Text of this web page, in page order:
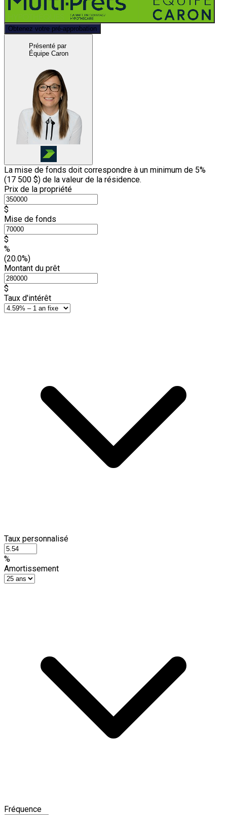
Obtenez votre pré-approbation
Présenté par
Équipe Caron
La mise de fonds doit correspondre à un minimum de 5%
(17 500 $) de la valeur de la résidence.
Prix de la propriété
$
Mise de fonds
$
%
(20.0%)
Montant du prêt
$
Taux d'intérêt
Taux personnalisé
%
Amortissement
Fréquence